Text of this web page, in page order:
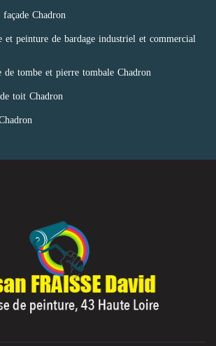
Chadron
et peinture de bardage industriel et commercial
de tombe et pierre tombale Chadron
toit Chadron